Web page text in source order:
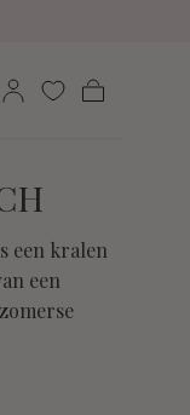
een kralen
een